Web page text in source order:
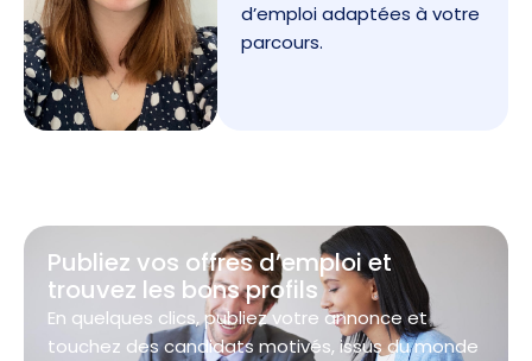
d’emploi adaptées à votre
parcours.
Publiez vos offres d’emploi et
trouvez les bons profils
En quelques clics, publiez votre annonce et
touchez des candidats motivés, issus du monde